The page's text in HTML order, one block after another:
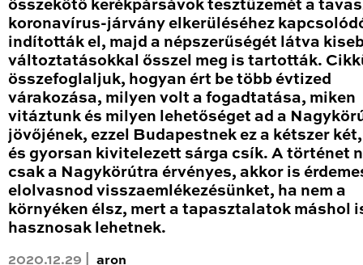
összekötő kerékpársávok tesztüzemét a
koronavírus-járvány elkerüléséhez
indították el, majd a népszerűségét látva
változtatásokkal ősszel meg is tartották.
összefoglaljuk, hogyan ért be több évtized
várakozása, milyen volt a fogadtatása, miken
vitáztunk és milyen lehetőséget ad a
jövőjének, ezzel Budapestnek ez a kétszer
és gyorsan kivitelezett sárga csík. A történet
csak a Nagykörútra érvényes, akkor is
elolvasnod visszaemlékezésünket, ha nem a
környéken élsz, mert a tapasztalatok máshol
hasznosak lehetnek.
2020.12.29 | aron